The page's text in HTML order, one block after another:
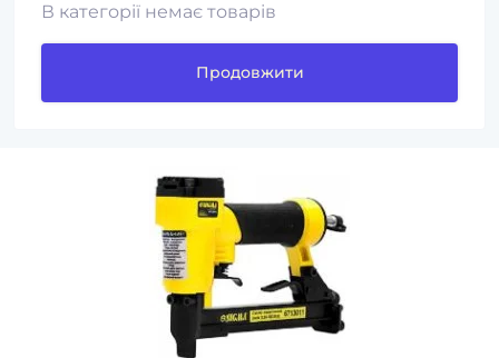
В категорії немає товарів
Продовжити